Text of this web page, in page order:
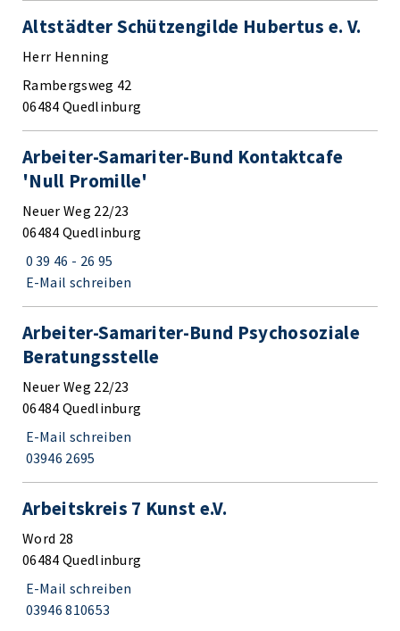
Altstädter Schützengilde Hubertus e. V.
Herr Henning
Rambergsweg 42
06484 Quedlinburg
Arbeiter-Samariter-Bund Kontaktcafe
'Null Promille'
Neuer Weg 22/23
06484 Quedlinburg
0 39 46 - 26 95
E-Mail schreiben
Arbeiter-Samariter-Bund Psychosoziale
Beratungsstelle
Neuer Weg 22/23
06484 Quedlinburg
E-Mail schreiben
03946 2695
Arbeitskreis 7 Kunst e.V.
Word 28
06484 Quedlinburg
E-Mail schreiben
03946 810653